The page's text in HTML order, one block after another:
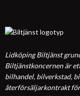
Lidköping Biltjänst
Biltjänstkoncernen är
bilhandel, bilverkstad,
återförsäljarkontrakt för